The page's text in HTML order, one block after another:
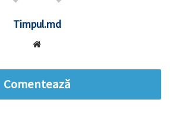
Timpul.md
Comentează